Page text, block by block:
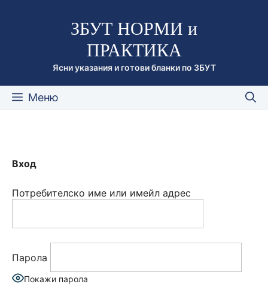
съдържаниетоЗБУТ НОРМИ и
ПРАКТИКА
Ясни указания и готови бланки по ЗБУТ
Меню
Вход
Потребителско име или имейл адрес
Парола
Покажи парола